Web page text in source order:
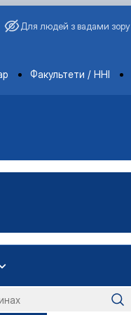
Для людей з вадами зору
Факультети / ННІ